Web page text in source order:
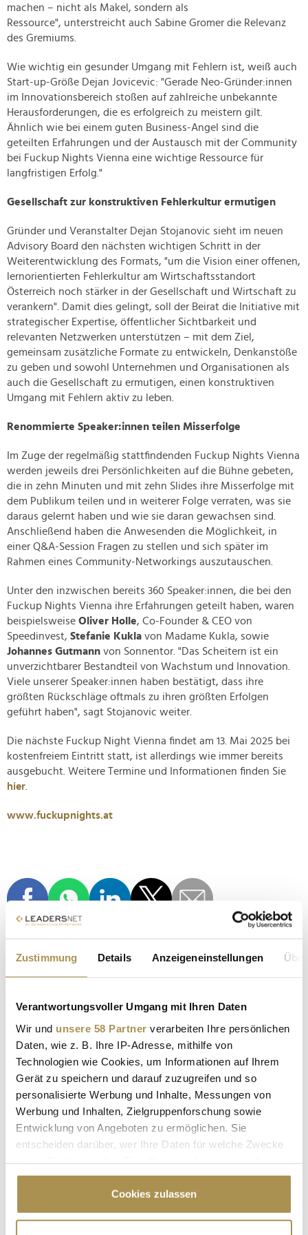
Zustimmung Details Anzeigeneinstellungen
Verantwortungsvoller Umgang mit Ihren Daten
Wir und unsere 58 Partner verarbeiten Ihre persönlichen
Daten, wie z. B. Ihre IP-Adresse, mithilfe von
Technologien wie Cookies, um Informationen auf Ihrem
Gerät zu speichern und darauf zuzugreifen und so
personalisierte Werbung und Inhalte, Messungen von
Werbung und Inhalten, Zielgruppenforschung sowie
Entwicklung von Angeboten zu ermöglichen. Sie
entscheiden darüber, wer Ihre Daten für welche Zwecke
Cookie-Erklärung oder durch Klicken auf das Privacy
Trigger Symbol ändern oder widerrufen
Cookies zulassen
machen – nicht als Makel, sondern als
Ressource", unterstreicht auch Sabine Gromer die Relevanz
des Gremiums.
Wie wichtig ein gesunder Umgang mit Fehlern ist, weiß auch
Start-up-Größe Dejan Jovicevic: "Gerade Neo-Gründer:innen
im Innovationsbereich stoßen auf zahlreiche unbekannte
Herausforderungen, die es erfolgreich zu meistern gilt.
Ähnlich wie bei einem guten Business-Angel sind die
geteilten Erfahrungen und der Austausch mit der Community
bei Fuckup Nights Vienna eine wichtige Ressource für
langfristigen Erfolg."
Gesellschaft zur konstruktiven Fehlerkultur ermutigen
Gründer und Veranstalter Dejan Stojanovic sieht im neuen
Advisory Board den nächsten wichtigen Schritt in der
Weiterentwicklung des Formats, "um die Vision einer offenen,
lernorientierten Fehlerkultur am Wirtschaftsstandort
Österreich noch stärker in der Gesellschaft und Wirtschaft zu
verankern". Damit dies gelingt, soll der Beirat die Initiative mit
strategischer Expertise, öffentlicher Sichtbarkeit und
relevanten Netzwerken unterstützen – mit dem Ziel,
gemeinsam zusätzliche Formate zu entwickeln, Denkanstöße
zu geben und sowohl Unternehmen und Organisationen als
auch die Gesellschaft zu ermutigen, einen konstruktiven
Umgang mit Fehlern aktiv zu leben.
Renommierte Speaker:innen teilen Misserfolge
Im Zuge der regelmäßig stattfindenden Fuckup Nights Vienna
werden jeweils drei Persönlichkeiten auf die Bühne gebeten,
die in zehn Minuten und mit zehn Slides ihre Misserfolge mit
dem Publikum teilen und in weiterer Folge verraten, was sie
daraus gelernt haben und wie sie daran gewachsen sind.
Anschließend haben die Anwesenden die Möglichkeit, in
einer Q&A-Session Fragen zu stellen und sich später im
Rahmen eines Community-Networkings auszutauschen.
Unter den inzwischen bereits 360 Speaker:innen, die bei den
Fuckup Nights Vienna ihre Erfahrungen geteilt haben, waren
beispielsweise Oliver Holle, Co-Founder & CEO von
Speedinvest, Stefanie Kukla von Madame Kukla, sowie
Johannes Gutmann von Sonnentor. "Das Scheitern ist ein
unverzichtbarer Bestandteil von Wachstum und Innovation.
Viele unserer Speaker:innen haben bestätigt, dass ihre
größten Rückschläge oftmals zu ihren größten Erfolgen
geführt haben", sagt Stojanovic weiter.
Die nächste Fuckup Night Vienna findet am 13. Mai 2025 bei
kostenfreiem Eintritt statt, ist allerdings wie immer bereits
ausgebucht. Weitere Termine und Informationen finden Sie
hier
www.fuckupnights.at
Kommentar veröffentlichen
Autor:*
Kommentar:*